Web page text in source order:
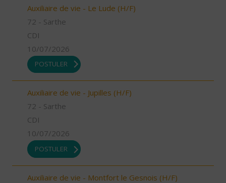
Auxiliaire de vie - Le Lude (H/F)
72 - Sarthe
CDI
10/07/2026
POSTULER
Auxiliaire de vie - Jupilles (H/F)
72 - Sarthe
CDI
10/07/2026
POSTULER
Auxiliaire de vie - Montfort le Gesnois (H/F)